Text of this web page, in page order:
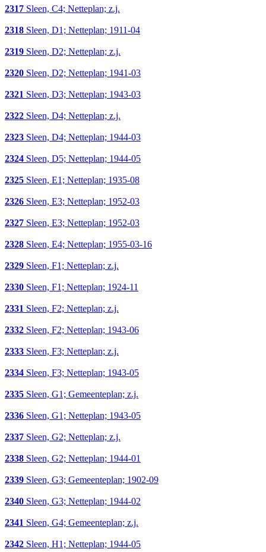
2317 Sleen, C4; Netteplan; z.j.
2318 Sleen, D1; Netteplan; 1911-04
2319 Sleen, D2; Netteplan; z.j.
2320 Sleen, D2; Netteplan; 1941-03
2321 Sleen, D3; Netteplan; 1943-03
2322 Sleen, D4; Netteplan; z.j.
2323 Sleen, D4; Netteplan; 1944-03
2324 Sleen, D5; Netteplan; 1944-05
2325 Sleen, E1; Netteplan; 1935-08
2326 Sleen, E3; Netteplan; 1952-03
2327 Sleen, E3; Netteplan; 1952-03
2328 Sleen, E4; Netteplan; 1955-03-16
2329 Sleen, F1; Netteplan; z.j.
2330 Sleen, F1; Netteplan; 1924-11
2331 Sleen, F2; Netteplan; z.j.
2332 Sleen, F2; Netteplan; 1943-06
2333 Sleen, F3; Netteplan; z.j.
2334 Sleen, F3; Netteplan; 1943-05
2335 Sleen, G1; Gemeenteplan; z.j.
2336 Sleen, G1; Netteplan; 1943-05
2337 Sleen, G2; Netteplan; z.j.
2338 Sleen, G2; Netteplan; 1944-01
2339 Sleen, G3; Gemeenteplan; 1902-09
2340 Sleen, G3; Netteplan; 1944-02
2341 Sleen, G4; Gemeenteplan; z.j.
2342 Sleen, H1; Netteplan; 1944-05